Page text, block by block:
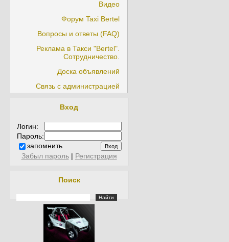
Видео
Форум Taxi Bertel
Вопросы и ответы (FAQ)
Реклама в Такси "Bertel".
Сотрудничество.
Доска объявлений
Связь с администрацией
Вход
Логин:
Пароль:
запомнить
Забыл пароль| Регистрация
Поиск